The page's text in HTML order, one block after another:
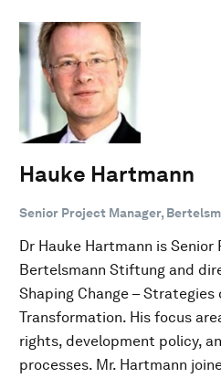
Hauke Hartmann
Senior Project Manager,
Dr Hauke Hartmann is
Bertelsmann Stiftung and
Shaping Change –
Transformation. His focus
rights, development policy,
processes. Mr. Hartmann